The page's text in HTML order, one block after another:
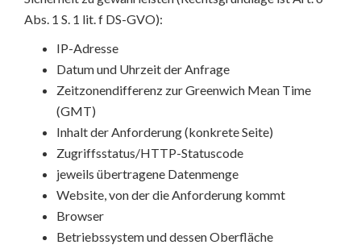
Abs. 1 S. 1 lit. f DS-GVO):
IP-Adresse
Datum und Uhrzeit der Anfrage
Zeitzonendifferenz zur Greenwich Mean Time
(GMT)
Inhalt der Anforderung (konkrete Seite)
Zugriffsstatus/HTTP-Statuscode
jeweils übertragene Datenmenge
Website, von der die Anforderung kommt
Browser
Betriebssystem und dessen Oberfläche